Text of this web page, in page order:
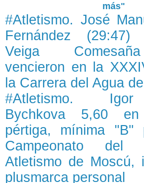
más"
#Atletismo. José
Fernández
Veiga
vencieron en la
la Carrera del Agua
#Atletismo.
Bychkova 5,60
pértiga, mínima
Campeonato del
Atletismo de Moscú,
plusmarca personal